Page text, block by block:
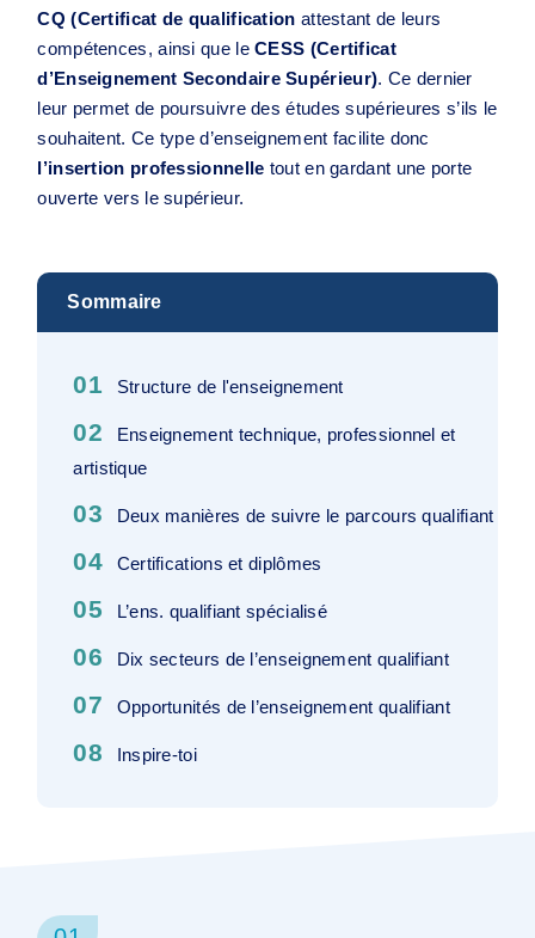
CQ (Certificat de qualification attestant de leurs
compétences, ainsi que leCESS (Certificat
d’Enseignement Secondaire Supérieur). Ce dernier
leur permet de poursuivre des études supérieures s’ils le
souhaitent. Ce type d’enseignement facilite donc
l’insertion professionnelle tout en gardant une porte
ouverte vers le supérieur.
Sommaire
01 Structure de l'enseignement
02
Enseignement technique, professionnel et
artistique
03 Deux manières de suivre le parcours qualifiant
04 Certifications et diplômes
05 L’ens. qualifiant spécialisé
06 Dix secteurs de l’enseignement qualifiant
07 Opportunités de l’enseignement qualifiant
08 Inspire-toi